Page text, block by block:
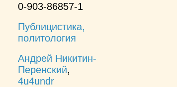
0-903-86857-1
Публицистика,
политология
Андрей Никитин-
Перенский,
4u4undr